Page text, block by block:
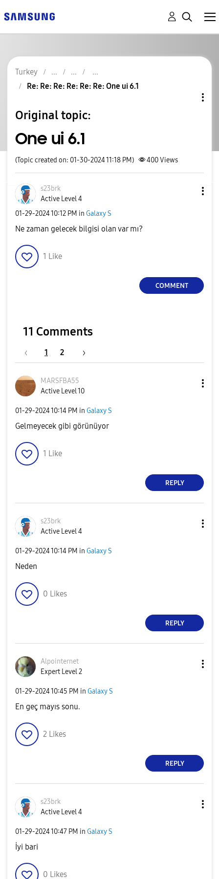
Turkey
Re: Re: Re: Re: Re: Re: One ui 6.1
Original topic:
One ui 6.1
(Topic created on: 01-30-2024 11:18 PM) 400Views
s23brk
Active Level 4
‎01-29-202410:12 PM in Galaxy S
Ne zaman gelecek bilgisi olan var mı?
1 Like
COMMENT
11 Comments
1 2
MARSFBA55
Active Level 10
‎01-29-202410:14 PM in Galaxy S
Gelmeyecek gibi görünüyor
1 Like
REPLY
s23brk
Active Level 4
‎01-29-202410:14 PM in Galaxy S
Neden
0 Likes
REPLY
Alpointernet
Expert Level 2
‎01-29-202410:45 PM in Galaxy S
En geç mayıs sonu.
2 Likes
REPLY
s23brk
Active Level 4
‎01-29-202410:47 PM in Galaxy S
İyi bari
0 Likes